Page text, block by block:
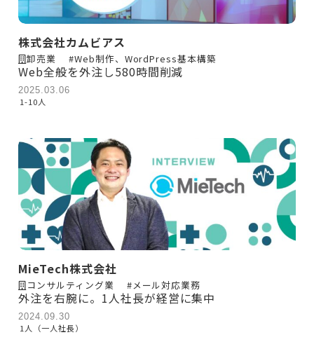
株式会社カムビアス
卸売業 #Web制作、WordPress基本構築
Web全般を外注し580時間削減
2025.03.06
1-10人
MieTech株式会社
コンサルティング業 #メール対応業務
外注を右腕に。1人社長が経営に集中
2024.09.30
1人（一人社長）